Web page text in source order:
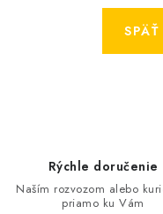
ZNAČKY
Rýchle doručenie
Naším rozvozom alebo
priamo ku Vám